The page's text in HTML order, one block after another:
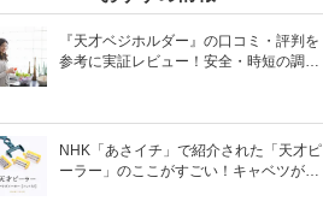
『天才ベジホルダー』の口コミ・評判を
参考に実証レビュー！安全・時短の調理
NHK「あさイチ」で紹介された「天才ピ
ーラー」のここがすごい！キャベツがほ